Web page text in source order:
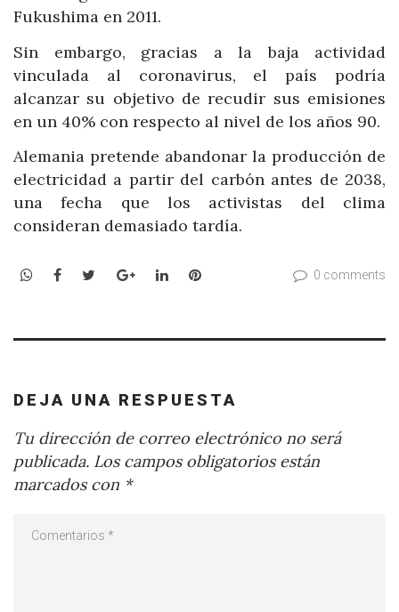
Fukushima en 2011.
Sin embargo, gracias a la baja actividad
vinculada al coronavirus, el país podría
alcanzar su objetivo de recudir sus emisiones
en un 40% con respecto al nivel de los años 90.
Alemania pretende abandonar la producción de
electricidad a partir del carbón antes de 2038,
una fecha que los activistas del clima
consideran demasiado tardía.
WhatsApp
Facebook
TwitterGoogle+LinkedInPinterest 0 comments
DEJA UNA RESPUESTA
Tu dirección de correo electrónico no será
publicada. Los campos obligatorios están
marcados con *